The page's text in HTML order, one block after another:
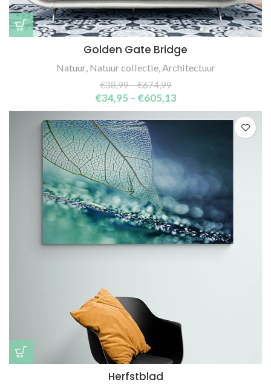
Golden Gate Bridge
Natuur, Natuur collectie,Architectuur
€38,99–€674,99
€34,95 – €605,13
Herfstblad